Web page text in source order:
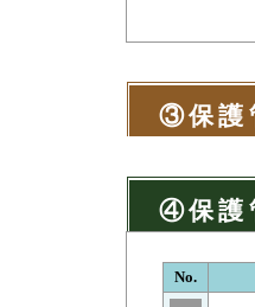
③保護
④保護
No.